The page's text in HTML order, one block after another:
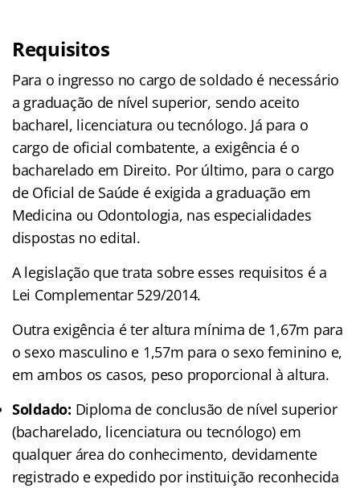
Requisitos
Para o ingresso no cargo de soldado é necessário
a graduação de nível superior, sendo aceito
bacharel, licenciatura ou tecnólogo. Já para o
cargo de oficial combatente, a exigência é o
bacharelado em Direito. Por último, para o cargo
de Oficial de Saúde é exigida a graduação em
Medicina ou Odontologia, nas especialidades
dispostas no edital.
A legislação que trata sobre esses requisitos é a
Lei Complementar 529/2014.
Outra exigência é ter altura mínima de 1,67m para
o sexo masculino e 1,57m para o sexo feminino e,
em ambos os casos, peso proporcional à altura.
Soldado: Diploma de conclusão de nível superior
(bacharelado, licenciatura ou tecnólogo) em
qualquer área do conhecimento, devidamente
registrado e expedido por instituição reconhecida